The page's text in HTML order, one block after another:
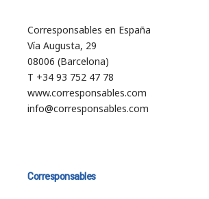
Corresponsables en España
Vía Augusta, 29
08006 (Barcelona)
T +34 93 752 47 78
www.corresponsables.com
info@corresponsables.com
Corresponsables